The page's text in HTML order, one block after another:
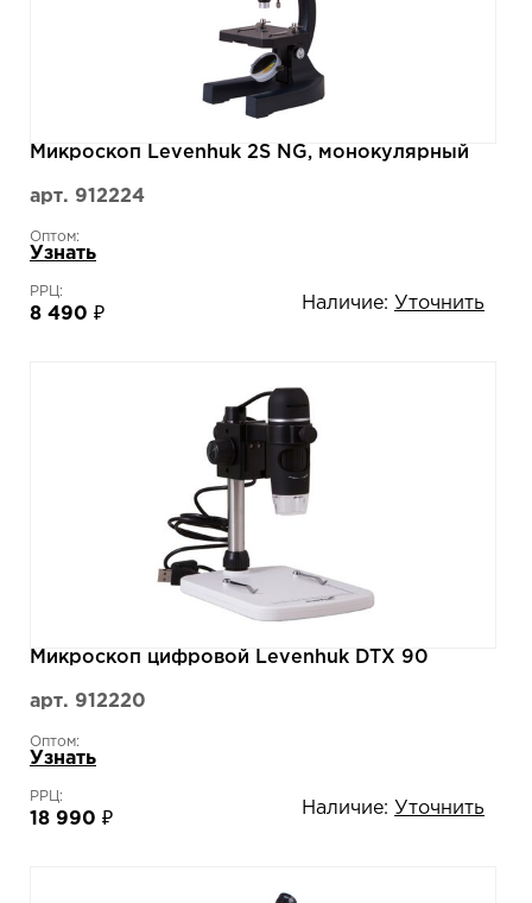
Микроскоп Levenhuk 2S NG, монокулярный
арт. 912224
Оптом:
Узнать
РРЦ:
8 490 ₽
Наличие: Уточнить
Микроскоп цифровой Levenhuk DTX 90
арт. 912220
Оптом:
Узнать
РРЦ:
18 990 ₽
Наличие: Уточнить